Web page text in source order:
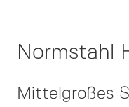
Normstahl
Mittelgroßes